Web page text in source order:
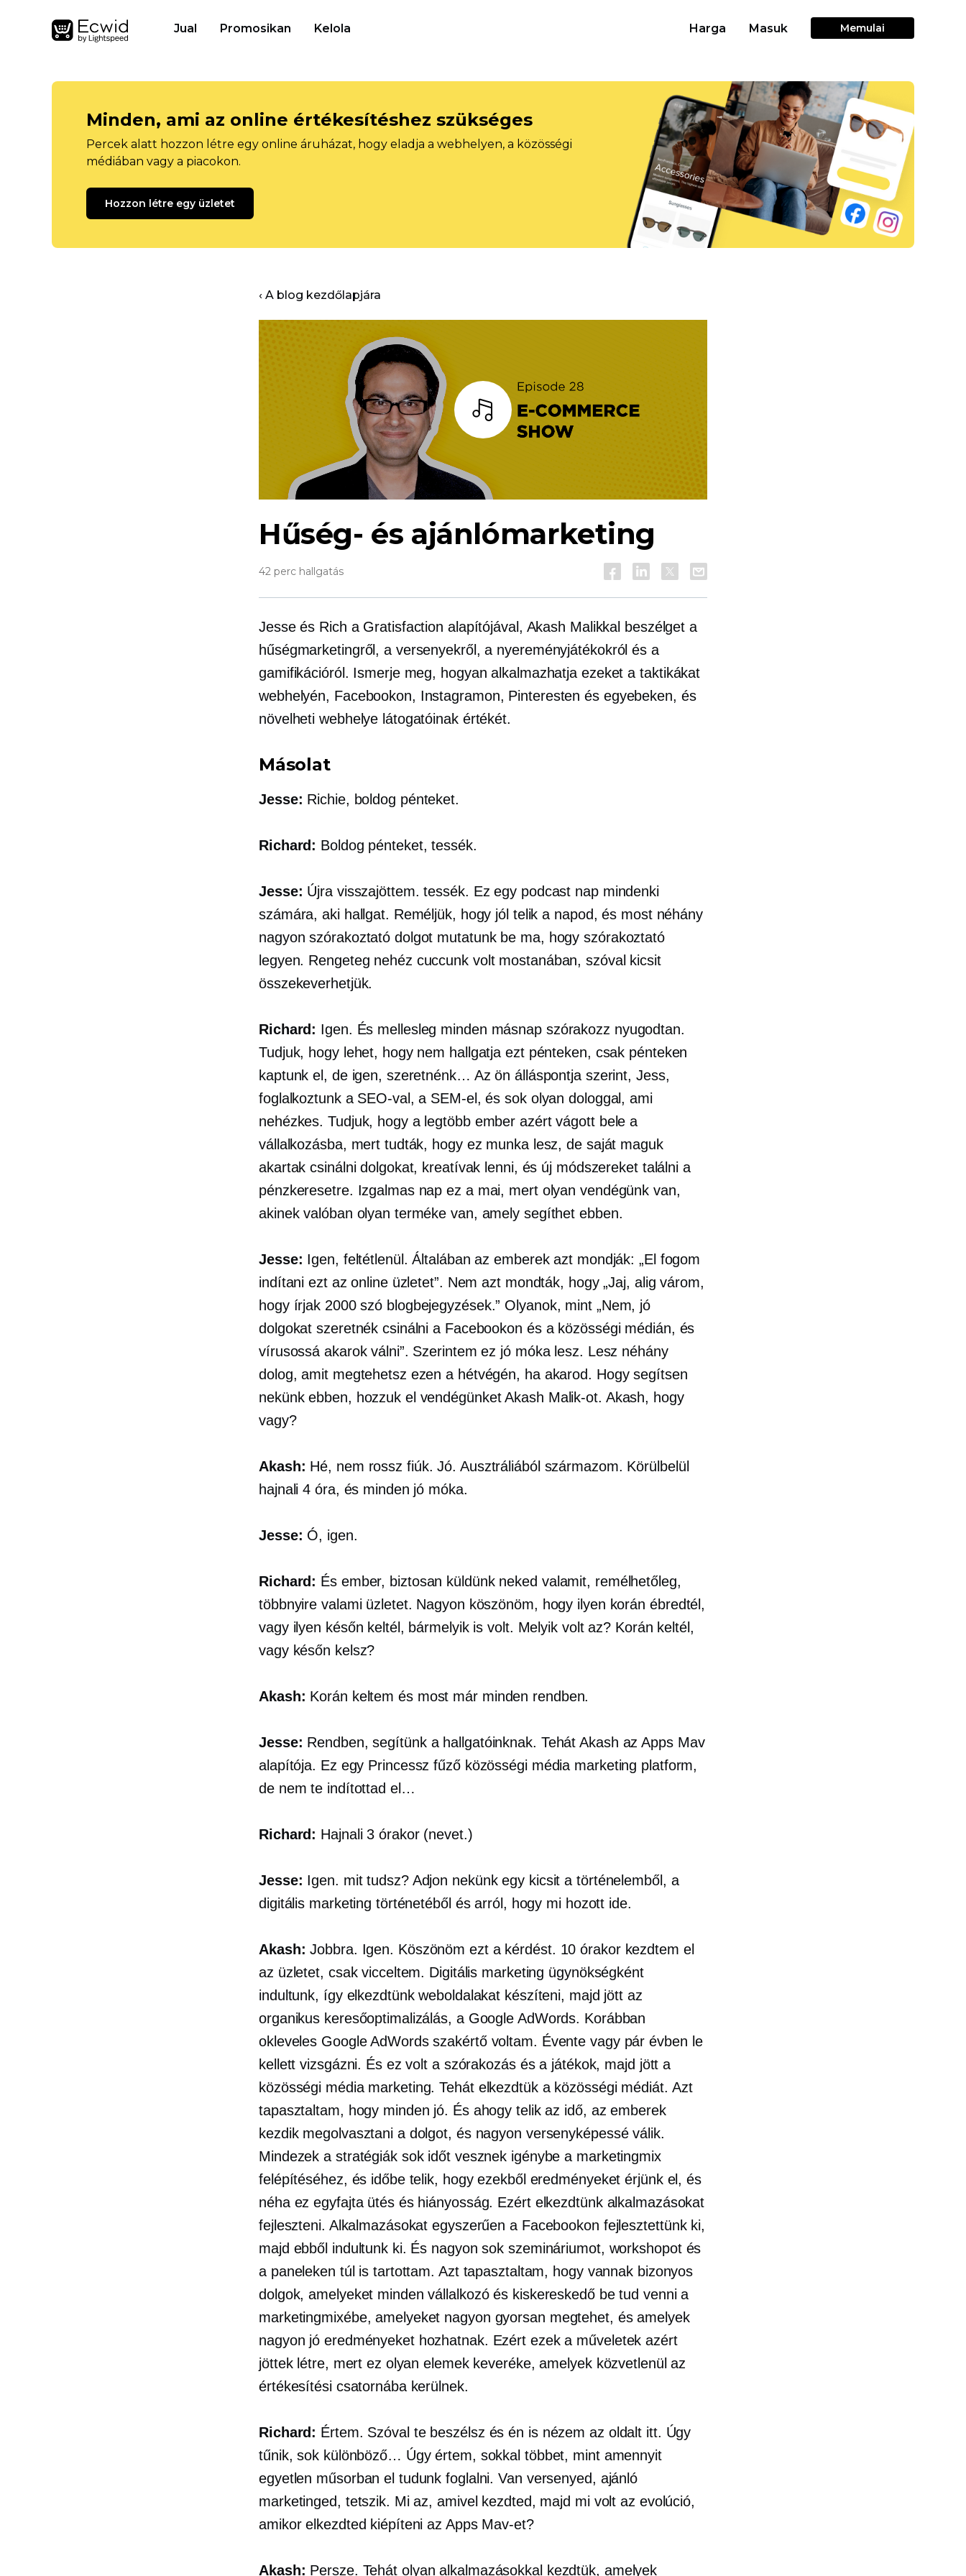
Jual Promosikan Kelola Harga Masuk Memulai
Minden, ami az online értékesítéshez szükséges
Percek alatt hozzon létre egy online áruházat, hogy eladja a webhelyen, a közösségi
médiában vagy a piacokon.
Hozzon létre egy üzletet
‹ A blog kezdőlapjára
Hűség- és ajánlómarketing
42 perc hallgatás
Jesse és Rich a Gratisfaction alapítójával, Akash Malikkal beszélget a
hűségmarketingről, a versenyekről, a nyereményjátékokról és a
gamifikációról. Ismerje meg, hogyan alkalmazhatja ezeket a taktikákat
webhelyén, Facebookon, Instagramon, Pinteresten és egyebeken, és
növelheti webhelye látogatóinak értékét.
Másolat
Jesse: Richie, boldog pénteket.
Richard: Boldog pénteket, tessék.
Jesse: Újra visszajöttem. tessék. Ez egy podcast nap mindenki
számára, aki hallgat. Reméljük, hogy jól telik a napod, és most néhány
nagyon szórakoztató dolgot mutatunk be ma, hogy szórakoztató
legyen. Rengeteg nehéz cuccunk volt mostanában, szóval kicsit
összekeverhetjük.
Richard: Igen. És mellesleg minden másnap szórakozz nyugodtan.
Tudjuk, hogy lehet, hogy nem hallgatja ezt pénteken, csak pénteken
kaptunk el, de igen, szeretnénk… Az ön álláspontja szerint, Jess,
foglalkoztunk a SEO-val, a SEM-el, és sok olyan dologgal, ami
nehézkes. Tudjuk, hogy a legtöbb ember azért vágott bele a
vállalkozásba, mert tudták, hogy ez munka lesz, de saját maguk
akartak csinálni dolgokat, kreatívak lenni, és új módszereket találni a
pénzkeresetre. Izgalmas nap ez a mai, mert olyan vendégünk van,
akinek valóban olyan terméke van, amely segíthet ebben.
Jesse: Igen, feltétlenül. Általában az emberek azt mondják: „El fogom
indítani ezt az online üzletet”. Nem azt mondták, hogy „Jaj, alig várom,
hogy írjak 2000 szó blogbejegyzések.” Olyanok, mint „Nem, jó
dolgokat szeretnék csinálni a Facebookon és a közösségi médián, és
vírusossá akarok válni”. Szerintem ez jó móka lesz. Lesz néhány
dolog, amit megtehetsz ezen a hétvégén, ha akarod. Hogy segítsen
nekünk ebben, hozzuk el vendégünket Akash Malik-ot. Akash, hogy
vagy?
Akash: Hé, nem rossz fiúk. Jó. Ausztráliából származom. Körülbelül
hajnali 4 óra, és minden jó móka.
Jesse: Ó, igen.
Richard: És ember, biztosan küldünk neked valamit, remélhetőleg,
többnyire valami üzletet. Nagyon köszönöm, hogy ilyen korán ébredtél,
vagy ilyen későn keltél, bármelyik is volt. Melyik volt az? Korán keltél,
vagy későn kelsz?
Akash: Korán keltem és most már minden rendben.
Jesse: Rendben, segítünk a hallgatóinknak. Tehát Akash az Apps Mav
alapítója. Ez egy Princessz fűzőközösségi média marketing platform,
de nem te indítottad el…
Richard: Hajnali 3 órakor (nevet.)
Jesse: Igen. mit tudsz? Adjon nekünk egy kicsit a történelemből, a
digitális marketing történetéből és arról, hogy mi hozott ide.
Akash: Jobbra. Igen. Köszönöm ezt a kérdést. 10 órakor kezdtem el
az üzletet, csak vicceltem. Digitális marketing ügynökségként
indultunk, így elkezdtünk weboldalakat készíteni, majd jött az
organikus keresőoptimalizálás, a Google AdWords. Korábban
okleveles Google AdWords szakértő voltam. Évente vagy pár évben le
kellett vizsgázni. És ez volt a szórakozás és a játékok, majd jött a
közösségi média marketing. Tehát elkezdtük a közösségi médiát. Azt
tapasztaltam, hogy minden jó. És ahogy telik az idő, az emberek
kezdik megolvasztani a dolgot, és nagyon versenyképessé válik.
Mindezek a stratégiák sok időt vesznek igénybe a marketingmix
felépítéséhez, és időbe telik, hogy ezekből eredményeket érjünk el, és
néha ez egyfajta ütés és hiányosság. Ezért elkezdtünk alkalmazásokat
fejleszteni. Alkalmazásokat egyszerűen a Facebookon fejlesztettünk ki,
majd ebből indultunk ki. És nagyon sok szemináriumot, workshopot és
a paneleken túl is tartottam. Azt tapasztaltam, hogy vannak bizonyos
dolgok, amelyeket minden vállalkozó és kiskereskedő be tud venni a
marketingmixébe, amelyeket nagyon gyorsan megtehet, és amelyek
nagyon jó eredményeket hozhatnak. Ezért ezek a műveletek azért
jöttek létre, mert ez olyan elemek keveréke, amelyek közvetlenül az
értékesítési csatornába kerülnek.
Richard: Értem. Szóval te beszélsz és én is nézem az oldalt itt. Úgy
tűnik, sok különböző… Úgy értem, sokkal többet, mint amennyit
egyetlen műsorban el tudunk foglalni. Van versenyed, ajánló
marketinged, tetszik. Mi az, amivel kezdted, majd mi volt az evolúció,
amikor elkezdted kiépíteni az Apps Mav-et?
Akash: Persze. Tehát olyan alkalmazásokkal kezdtük, amelyek